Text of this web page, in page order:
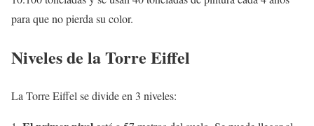
para que no pierda su color.
Niveles de la Torre Eiffel
La Torre Eiffel se divide en 3 niveles: